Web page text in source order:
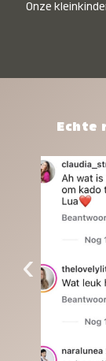
Onze
het waard.Echte
‹